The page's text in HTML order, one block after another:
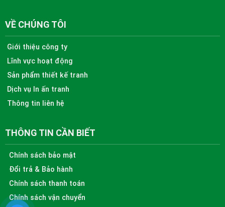
VỀ CHÚNG TÔI
Giới thiệu công ty
Lĩnh vực hoạt động
Sản phẩm thiết kế tranh
Dịch vụ In ấn tranh
Thông tin liên hệ
THÔNG TIN CẦN BIẾT
Chính sách bảo mật
Đổi trả & Bảo hành
Chính sách thanh toán
Chính sách vận chuyển